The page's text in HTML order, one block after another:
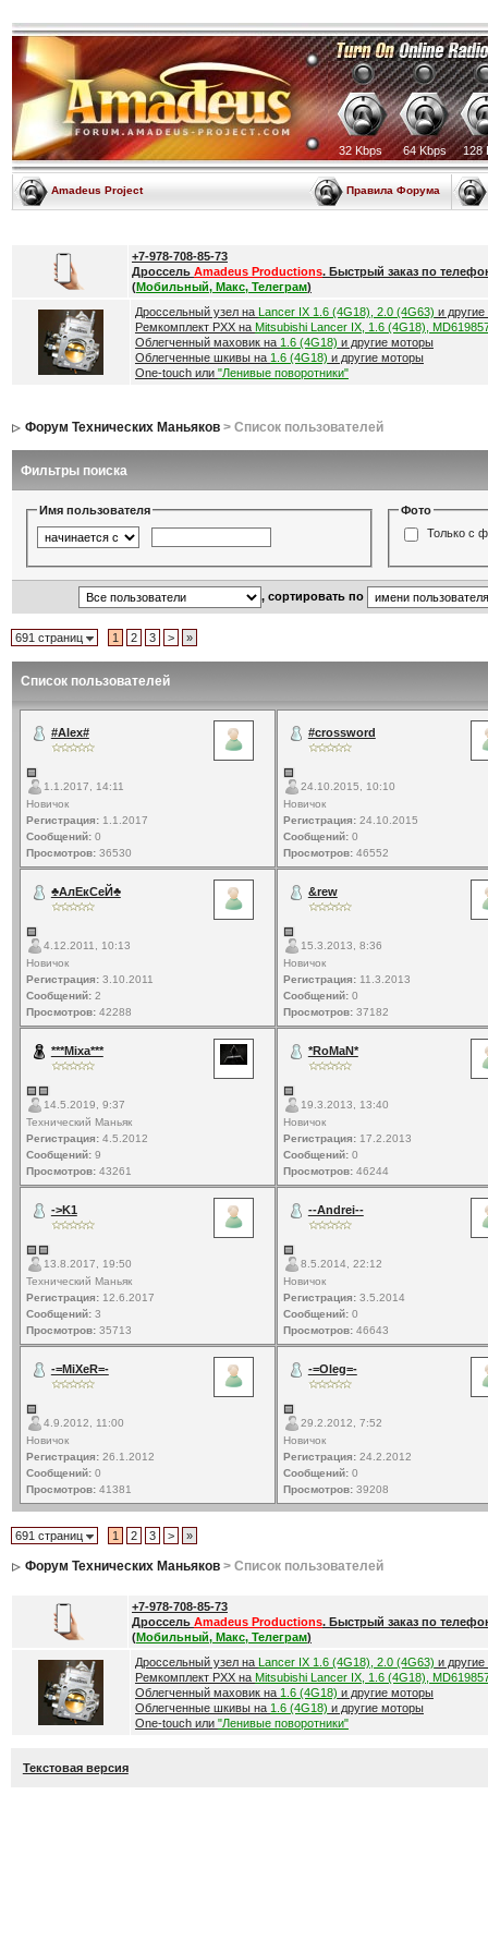
32 Kbps 64 Kbps 128
Amadeus Project Правила Форума
+7-978-708-85-73
Дроссель Amadeus Productions. Быстрый заказ по
(Мобильный, Макс, Телеграм)
Дроссельный узел на Lancer IX 1.6 (4G18), 2.0 (4G63) и
Ремкомплект РХХ на Mitsubishi Lancer IX, 1.6 (4G18),
Облегченный маховик на 1.6 (4G18) и другие моторы
Облегченные шкивы на 1.6 (4G18) и другие моторы
One-touch или "Ленивые поворотники"
Форум Технических Маньяков> Список пользователей
Фильтры поиска
Имя пользователя
Фото
Только с
, сортировать по
691 страниц 1 2 3 > »
Список пользователей
#Alex#
1.1.2017, 14:11
Новичок
Регистрация:1.1.2017
Сообщений:0
Просмотров:36530
#crossword
24.10.2015, 10:10
Новичок
Регистрация:24.10.2015
Сообщений:0
Просмотров:46552
♣АлЕкСеЙ♣
4.12.2011, 10:13
Новичок
Регистрация:3.10.2011
Сообщений:2
Просмотров:42288
&rew
15.3.2013, 8:36
Новичок
Регистрация:11.3.2013
Сообщений:0
Просмотров:37182
***Mixa***
14.5.2019, 9:37
Технический Маньяк
Регистрация:4.5.2012
Сообщений:9
Просмотров:43261
*RoMaN*
19.3.2013, 13:40
Новичок
Регистрация:17.2.2013
Сообщений:0
Просмотров:46244
->K1
13.8.2017, 19:50
Технический Маньяк
Регистрация:12.6.2017
Сообщений:3
Просмотров:35713
--Andrei--
8.5.2014, 22:12
Новичок
Регистрация:3.5.2014
Сообщений:0
Просмотров:46643
-=MiXeR=-
4.9.2012, 11:00
Новичок
Регистрация:26.1.2012
Сообщений:0
Просмотров:41381
-=Oleg=-
29.2.2012, 7:52
Новичок
Регистрация:24.2.2012
Сообщений:0
Просмотров:39208
691 страниц 1 2 3 > »
Форум Технических Маньяков> Список пользователей
+7-978-708-85-73
Дроссель Amadeus Productions. Быстрый заказ по
(Мобильный, Макс, Телеграм)
Дроссельный узел на Lancer IX 1.6 (4G18), 2.0 (4G63) и
Ремкомплект РХХ на Mitsubishi Lancer IX, 1.6 (4G18),
Облегченный маховик на 1.6 (4G18) и другие моторы
Облегченные шкивы на 1.6 (4G18) и другие моторы
One-touch или "Ленивые поворотники"
Текстовая версия